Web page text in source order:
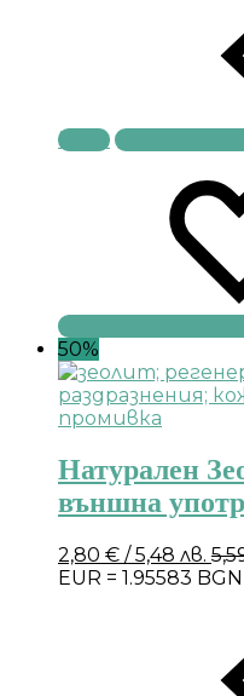
Купи
50%
Натурален
външна
2,80 € / 5,48 лв.
EUR = 1.95583 BGN